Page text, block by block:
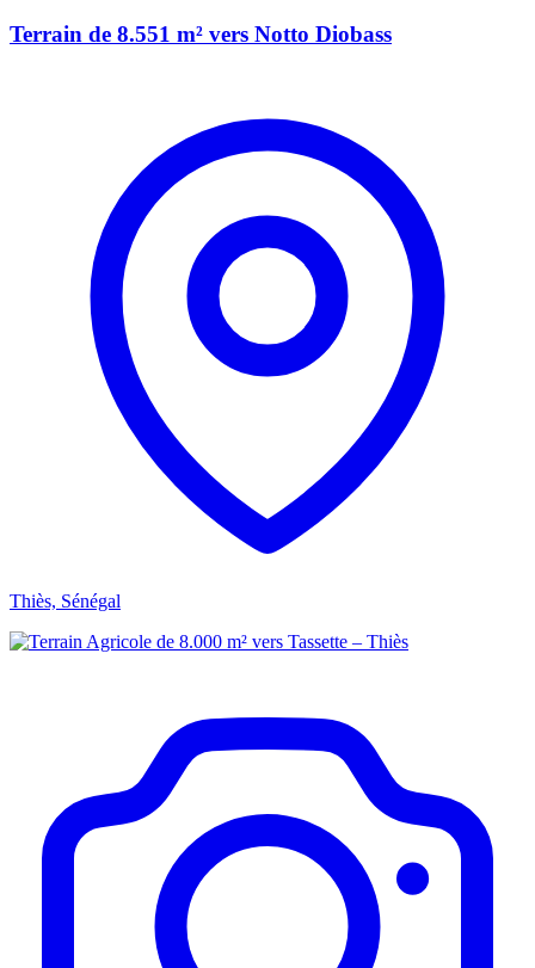
Terrain de 8.551 m² vers Notto Diobass
Thiès, Sénégal